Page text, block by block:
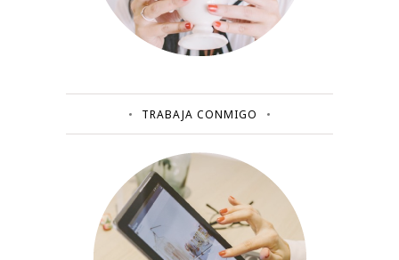
TRABAJA CONMIGO